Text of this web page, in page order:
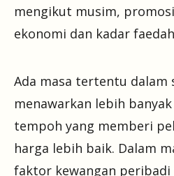
mengikut musim,
ekonomi dan kadar
Ada masa tertentu dalam
menawarkan lebih
tempoh yang memberi
harga lebih baik. Dalam
faktor kewangan